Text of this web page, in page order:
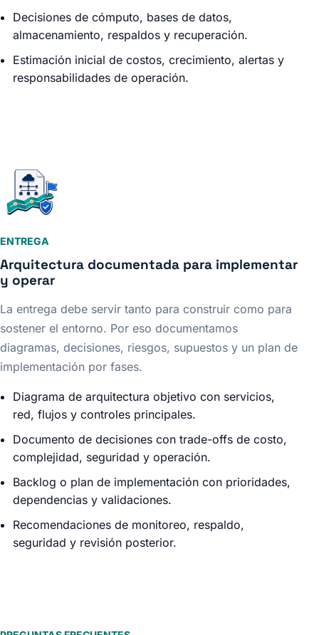
Decisiones de cómputo, bases de datos,
almacenamiento, respaldos y recuperación.
Estimación inicial de costos, crecimiento, alertas y
responsabilidades de operación.
ENTREGA
Arquitectura documentada para implementar
y operar
La entrega debe servir tanto para construir como para
sostener el entorno. Por eso documentamos
diagramas, decisiones, riesgos, supuestos y un plan de
implementación por fases.
Diagrama de arquitectura objetivo con servicios,
red, flujos y controles principales.
Documento de decisiones con trade-offs de costo,
complejidad, seguridad y operación.
Backlog o plan de implementación con prioridades,
dependencias y validaciones.
Recomendaciones de monitoreo, respaldo,
seguridad y revisión posterior.